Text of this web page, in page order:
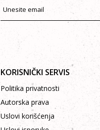
KORISNIČKI SERVIS
Politika privatnosti
Autorska prava
Uslovi korišćenja